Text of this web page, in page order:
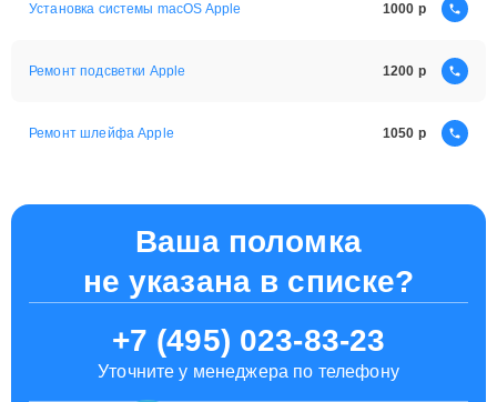
Установка системы macOS Apple 1000
Ремонт подсветки Apple 1200
Ремонт шлейфа Apple 1050
Ваша поломка
не указана в списке?
+7 (495) 023-83-23
Уточните у менеджера по телефону